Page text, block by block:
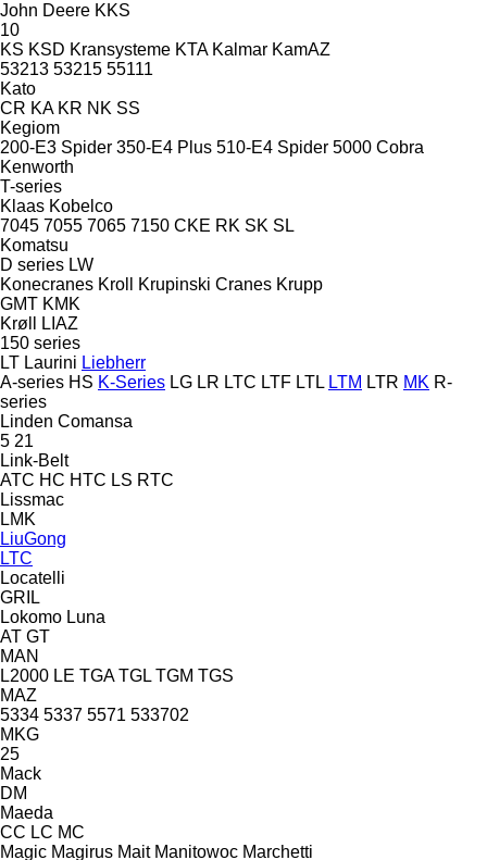
John Deere KKS
10
KS KSD Kransysteme KTA Kalmar KamAZ
53213 53215 55111
Kato
CR KA KR NK SS
Kegiom
200-E3 Spider 350-E4 Plus 510-E4 Spider 5000 Cobra
Kenworth
T-series
Klaas Kobelco
7045 7055 7065 7150 CKE RK SK SL
Komatsu
D series LW
Konecranes Kroll Krupinski Cranes Krupp
GMT KMK
Krøll
LIAZ
150 series
LT Laurini Liebherr
A-series HS K-Series LG LR LTC LTF LTL LTM LTR MK R-
series
Linden Comansa
5 21
Link-Belt
ATC HC HTC LS RTC
Lissmac
LMK
LiuGong
LTC
Locatelli
GRIL
Lokomo Luna
AT GT
MAN
L2000 LE TGA TGL TGM TGS
MAZ
5334 5337 5571 533702
MKG
25
Mack
DM
Maeda
CC LC MC
Magic Magirus Mait Manitowoc Marchetti